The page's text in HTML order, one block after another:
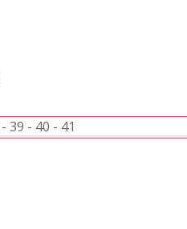
- 39 - 40 - 41